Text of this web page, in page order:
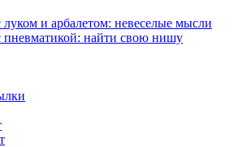
луком и арбалетом: невеселые мысли
пневматикой: найти свою нишу